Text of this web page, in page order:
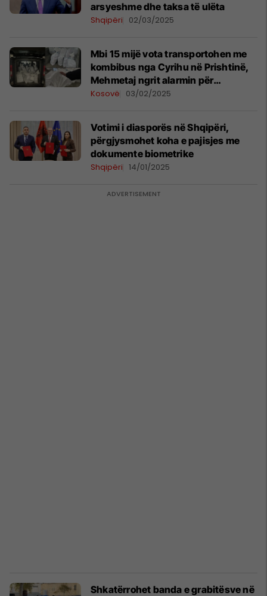
arsyeshme dhe taksa të ulëta
Shqipëri 02/03/2025
Mbi 15 mijë vota transportohen me
kombibus nga Cyrihu në Prishtinë,
Mehmetaj ngrit alarmin për
“manipulim”
Kosovë 03/02/2025
Votimi i diasporës në Shqipëri,
përgjysmohet koha e pajisjes me
dokumente biometrike
Shqipëri 14/01/2025
Shkatërrohet banda e grabitësve në